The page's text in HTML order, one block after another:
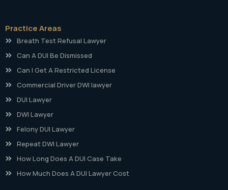
Practice Areas
Breath Test Refusal Lawyer
Can A DUI Be Dismissed
Can I Get A Restricted License
Commercial Driver DWI lawyer
DUI Lawyer
DWI Lawyer
Felony DUI Lawyer
Repeat DWI Lawyer
How Long Does A DUI Case Take
How Much Does A DUI Lawyer Cost